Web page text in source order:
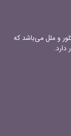
و ملل می‌باشد که